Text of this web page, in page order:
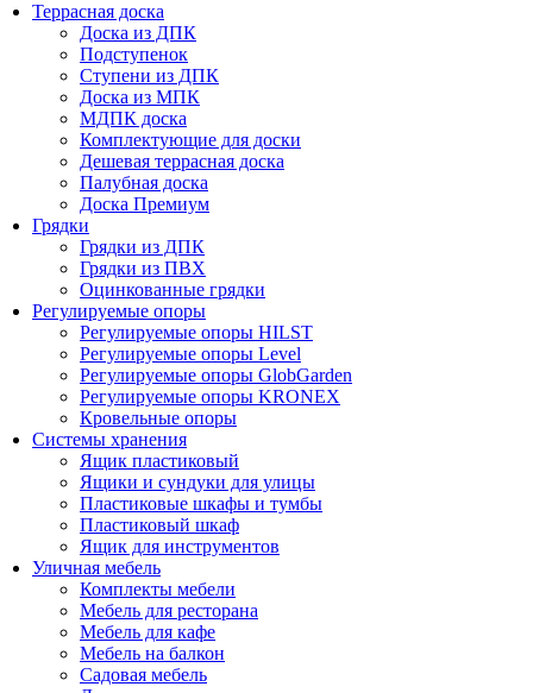
Террасная доска
Доска из ДПК
Подступенок
Ступени из ДПК
Доска из МПК
МДПК доска
Комплектующие для доски
Дешевая террасная доска
Палубная доска
Доска Премиум
Грядки
Грядки из ДПК
Грядки из ПВХ
Оцинкованные грядки
Регулируемые опоры
Регулируемые опоры HILST
Регулируемые опоры Level
Регулируемые опоры GlobGarden
Регулируемые опоры KRONEX
Кровельные опоры
Системы хранения
Ящик пластиковый
Ящики и сундуки для улицы
Пластиковые шкафы и тумбы
Пластиковый шкаф
Ящик для инструментов
Уличная мебель
Комплекты мебели
Мебель для ресторана
Мебель для кафе
Мебель на балкон
Садовая мебель